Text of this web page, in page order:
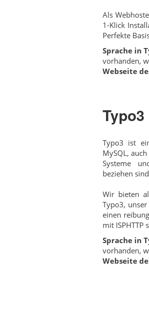
Als
1-Klick
Perfekte
Sprache in
vorhanden,
Webseite
Typo3 ist
MySQL,
Systeme
beziehen
Wir bieten
Typo3,
einen
mit ISPHTTP
Sprache in
vorhanden,
Webseite